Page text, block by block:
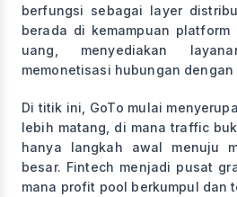
berfungsi sebagai layer
berada di kemampuan
uang, menyediakan
memonetisasi hubungan dengan
Di titik ini, GoTo mulai
lebih matang, di mana traffic
hanya langkah awal menuju
besar. Fintech menjadi pusat
mana profit pool berkumpul dan